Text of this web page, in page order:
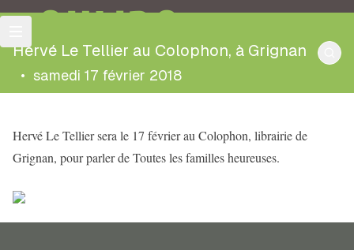
OULIPO
Hervé Le Tellier au Colophon, à Grignan
• samedi 17 février 2018
Hervé Le Tellier sera le 17 février au Colophon, librairie de
Grignan, pour parler de Toutes les familles heureuses.